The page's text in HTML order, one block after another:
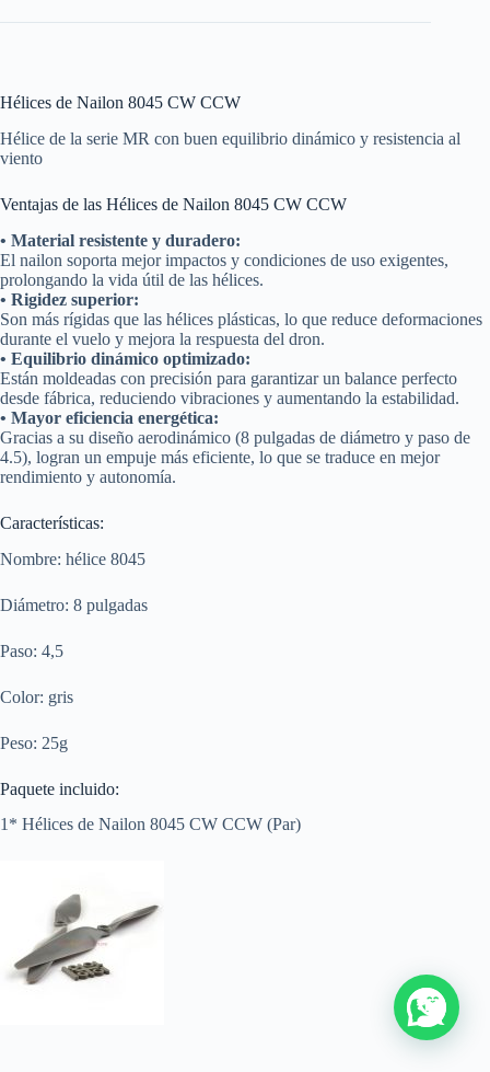
Hélices de Nailon 8045 CW CCW
Hélice de la serie MR con buen equilibrio dinámico y resistencia al
viento
Ventajas de las Hélices de Nailon 8045 CW CCW
• Material resistente y duradero:
El nailon soporta mejor impactos y condiciones de uso exigentes,
prolongando la vida útil de las hélices.
• Rigidez superior:
Son más rígidas que las hélices plásticas, lo que reduce deformaciones
durante el vuelo y mejora la respuesta del dron.
• Equilibrio dinámico optimizado:
Están moldeadas con precisión para garantizar un balance perfecto
desde fábrica, reduciendo vibraciones y aumentando la estabilidad.
• Mayor eficiencia energética:
Gracias a su diseño aerodinámico (8 pulgadas de diámetro y paso de
4.5), logran un empuje más eficiente, lo que se traduce en mejor
rendimiento y autonomía.
Características:
Nombre: hélice 8045
Diámetro: 8 pulgadas
Paso: 4,5
Color: gris
Peso: 25g
Paquete incluido:
1* Hélices de Nailon 8045 CW CCW (Par)